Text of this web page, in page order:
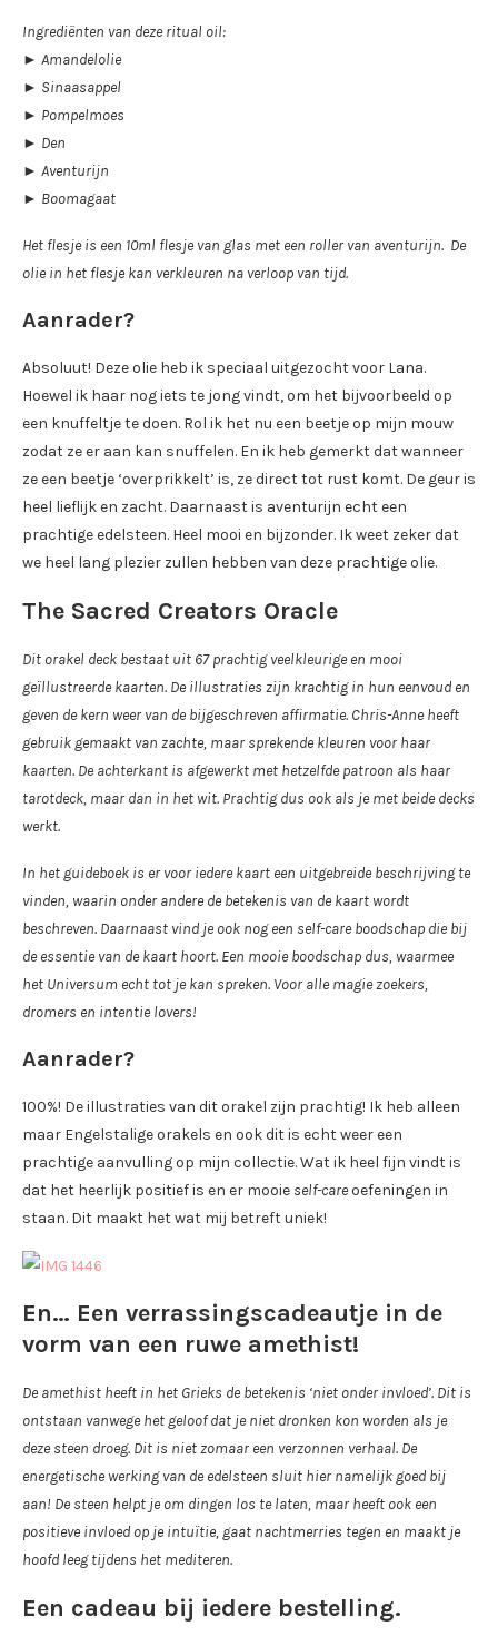
Ingrediënten van deze ritual oil:
► Amandelolie
► Sinaasappel
► Pompelmoes
► Den
► Aventurijn
► Boomagaat
Het flesje is een 10ml flesje van glas met een roller van aventurijn. De
olie in het flesje kan verkleuren na verloop van tijd.
Aanrader?
Absoluut! Deze olie heb ik speciaal uitgezocht voor Lana.
Hoewel ik haar nog iets te jong vindt, om het bijvoorbeeld op
een knuffeltje te doen. Rol ik het nu een beetje op mijn mouw
zodat ze er aan kan snuffelen. En ik heb gemerkt dat wanneer
ze een beetje ‘overprikkelt’ is, ze direct tot rust komt. De geur is
heel lieflijk en zacht. Daarnaast is aventurijn echt een
prachtige edelsteen. Heel mooi en bijzonder. Ik weet zeker dat
we heel lang plezier zullen hebben van deze prachtige olie.
The Sacred Creators Oracle
Dit orakel deck bestaat uit 67 prachtig veelkleurige en mooi
geïllustreerde kaarten. De illustraties zijn krachtig in hun eenvoud en
geven de kern weer van de bijgeschreven affirmatie. Chris-Anne heeft
gebruik gemaakt van zachte, maar sprekende kleuren voor haar
kaarten. De achterkant is afgewerkt met hetzelfde patroon als haar
tarotdeck, maar dan in het wit. Prachtig dus ook als je met beide decks
werkt.
In het guideboek is er voor iedere kaart een uitgebreide beschrijving te
vinden, waarin onder andere de betekenis van de kaart wordt
beschreven. Daarnaast vind je ook nog een self-care boodschap die bij
de essentie van de kaart hoort. Een mooie boodschap dus, waarmee
het Universum echt tot je kan spreken. Voor alle magie zoekers,
dromers en intentie lovers!
Aanrader?
100%! De illustraties van dit orakel zijn prachtig! Ik heb alleen
maar Engelstalige orakels en ook dit is echt weer een
prachtige aanvulling op mijn collectie. Wat ik heel fijn vindt is
dat het heerlijk positief is en er mooie self-careoefeningen in
staan. Dit maakt het wat mij betreft uniek!
En… Een verrassingscadeautje in de
vorm van een ruwe amethist!
De amethist heeft in het Grieks de betekenis ‘niet onder invloed’. Dit is
ontstaan vanwege het geloof dat je niet dronken kon worden als je
deze steen droeg. Dit is niet zomaar een verzonnen verhaal. De
energetische werking van de edelsteen sluit hier namelijk goed bij
aan! De steen helpt je om dingen los te laten, maar heeft ook een
positieve invloed op je intuïtie, gaat nachtmerries tegen en maakt je
hoofd leeg tijdens het mediteren.
Een cadeau bij iedere bestelling.